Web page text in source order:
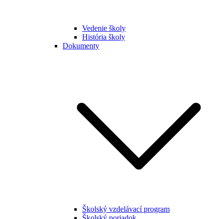
Vedenie školy
História školy
Dokumenty
Školský vzdelávací program